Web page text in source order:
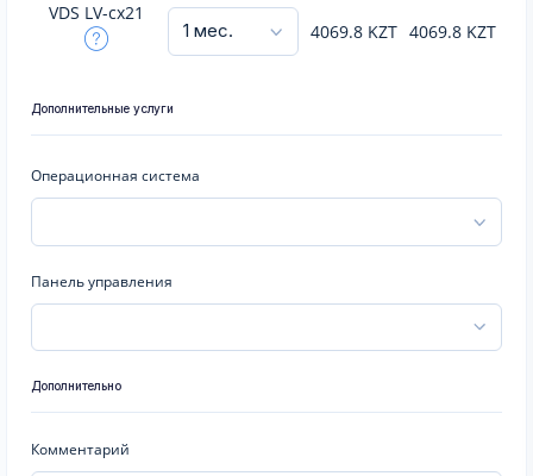
VDS LV-cx21
4069.8 KZT 4069.8 KZT
Дополнительные услуги
Операционная система
Панель управления
Дополнительно
Комментарий